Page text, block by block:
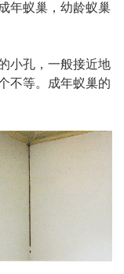
年蚁巢，幼龄蚁巢
小孔，一般接近地
不等。成年蚁巢的